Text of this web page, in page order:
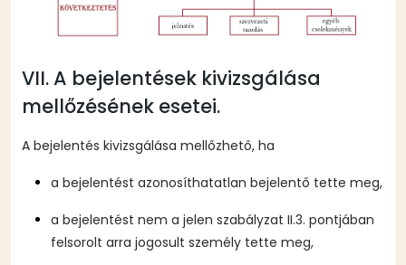
VII. A bejelentések kivizsgálása
mellőzésének esetei.
A bejelentés kivizsgálása mellőzhető, ha
a bejelentést azonosíthatatlan bejelentő tette meg,
a bejelentést nem a jelen szabályzat II.3. pontjában
felsorolt arra jogosult személy tette meg,